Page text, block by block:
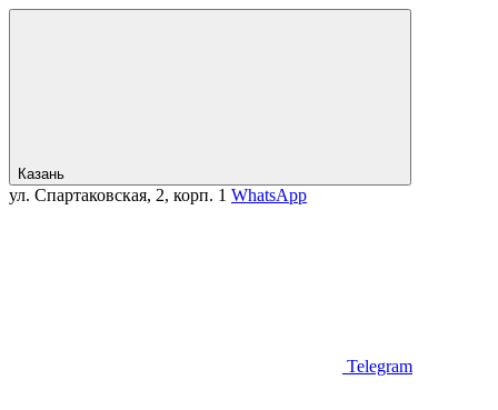
Казань
ул. Спартаковская, 2, корп. 1 WhatsApp
Telegram